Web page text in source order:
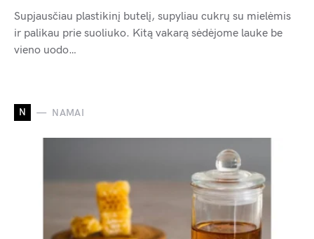
Supjausčiau plastikinį butelį, supyliau cukrų su mielėmis
ir palikau prie suoliuko. Kitą vakarą sėdėjome lauke be
vieno uodo…
N NAMAI